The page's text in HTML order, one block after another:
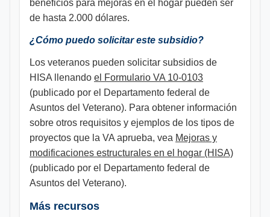
beneficios para mejoras en el hogar pueden ser
de hasta 2.000 dólares.
¿Cómo puedo solicitar este subsidio?
Los veteranos pueden solicitar subsidios de
HISA llenando el Formulario VA 10-0103
(publicado por el Departamento federal de
Asuntos del Veterano). Para obtener información
sobre otros requisitos y ejemplos de los tipos de
proyectos que la VA aprueba, vea Mejoras y
modificaciones estructurales en el hogar (HISA)
(publicado por el Departamento federal de
Asuntos del Veterano).
Más recursos